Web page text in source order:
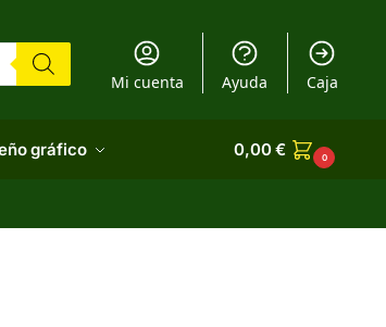
Mi cuenta Ayuda Caja
gráfico 0,00€ 0